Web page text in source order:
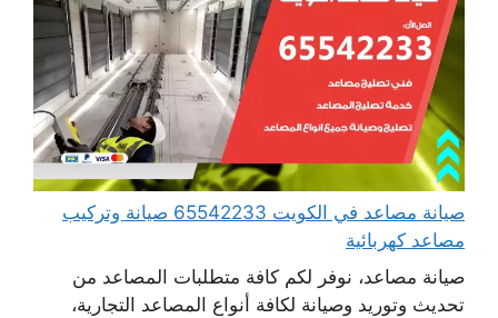
صيانة مصاعد في الكويت 65542233 صيانة وتركيب
مصاعد كهربائية
صيانة مصاعد، نوفر لكم كافة متطلبات المصاعد من
تحديث وتوريد وصيانة لكافة أنواع المصاعد التجارية،